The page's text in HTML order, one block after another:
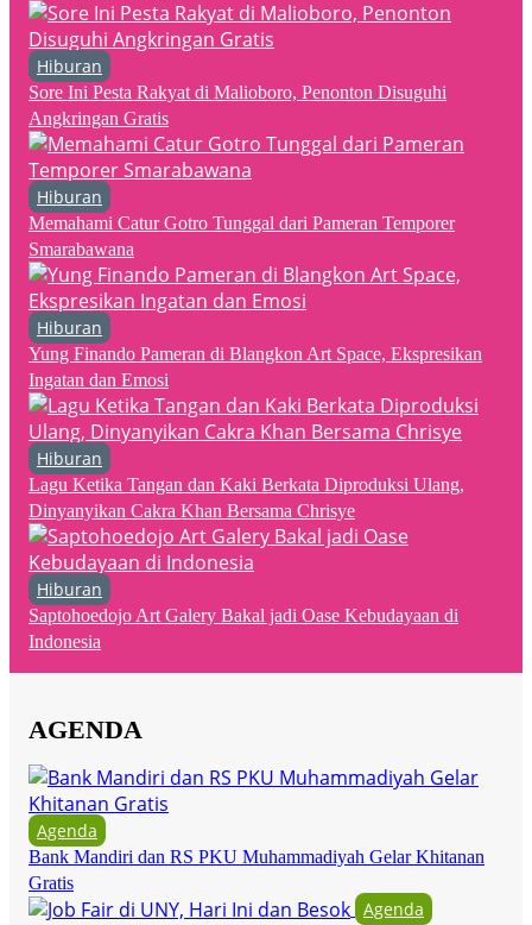
Hiburan
Sore Ini Pesta Rakyat di Malioboro, Penonton Disuguhi
Angkringan Gratis
Hiburan
Memahami Catur Gotro Tunggal dari Pameran Temporer
Smarabawana
Hiburan
Yung Finando Pameran di Blangkon Art Space, Ekspresikan
Ingatan dan Emosi
Hiburan
Lagu Ketika Tangan dan Kaki Berkata Diproduksi Ulang,
Dinyanyikan Cakra Khan Bersama Chrisye
Hiburan
Saptohoedojo Art Galery Bakal jadi Oase Kebudayaan di
Indonesia
AGENDA
Agenda
Bank Mandiri dan RS PKU Muhammadiyah Gelar Khitanan
Gratis
Agenda